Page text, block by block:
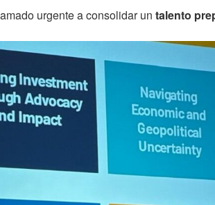
urgente a consolidar untalento